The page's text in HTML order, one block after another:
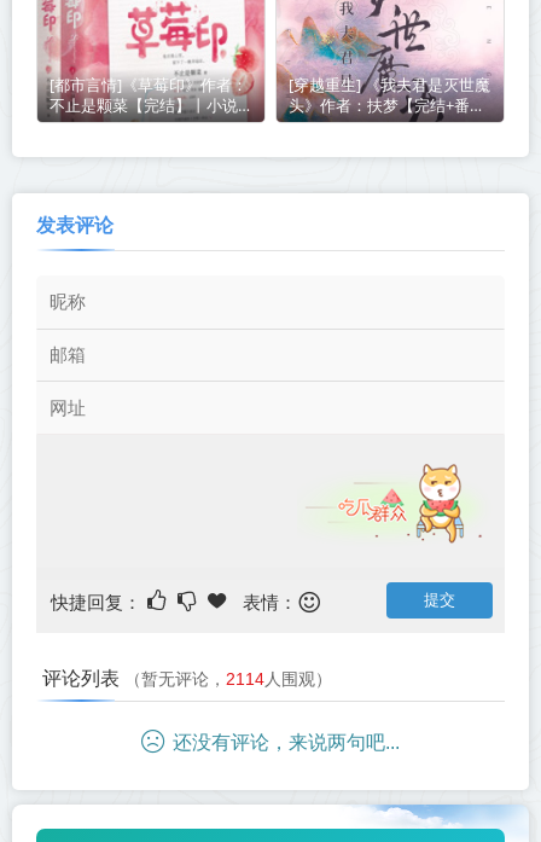
[都市言情]《草莓印》作者：
不止是颗菜【完结】丨小说资
源百度网盘免费txt下载
[穿越重生] 《我夫君是灭世魔
头》作者：扶梦【完结+番
外】丨小说资源百度网盘免费
发表评论
快捷回复： 表情：
评论列表 （暂无评论， 2114人围观）
还没有评论，来说两句吧...